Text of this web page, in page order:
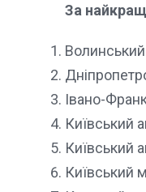
За
Івано-
Київський
Київський
Київський